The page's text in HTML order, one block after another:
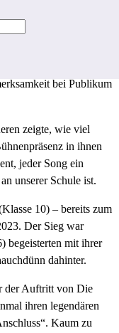
des Band Projects
– und das bereits
bei Publikum
zeigte, wie viel
in ihnen
jeder Song ein
unserer Schule ist.
10) – bereits zum
Der Sieg war
begeisterten mit ihrer
dahinter.
der Auftritt von Die
ihren legendären
Kaum zu